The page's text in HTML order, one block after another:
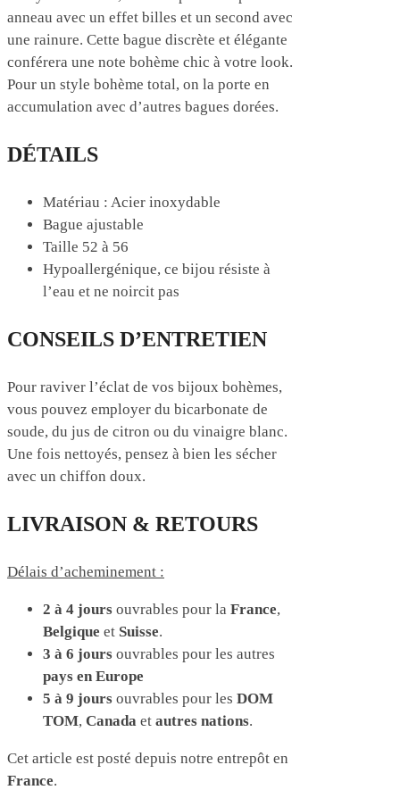
anneau avec un effet billes et un second avec
une rainure. Cette bague discrète et élégante
conférera une note bohème chic à votre look.
Pour un style bohème total, on la porte en
accumulation avec d’autres bagues dorées.
DÉTAILS
Matériau : Acier inoxydable
Bague ajustable
Taille 52 à 56
Hypoallergénique, ce bijou résiste à
l’eau et ne noircit pas
CONSEILS D’ENTRETIEN
Pour raviver l’éclat de vos bijoux bohèmes,
vous pouvez employer du bicarbonate de
soude, du jus de citron ou du vinaigre blanc.
Une fois nettoyés, pensez à bien les sécher
avec un chiffon doux.
LIVRAISON & RETOURS
Délais d’acheminement :
2 à 4 jours ouvrables pour la France,
Belgique et Suisse.
3 à 6 jours ouvrables pour les autres
pays en Europe
5 à 9 jours ouvrables pour les DOM
TOM, Canada et autres nations.
Cet article est posté depuis notre entrepôt en
France.